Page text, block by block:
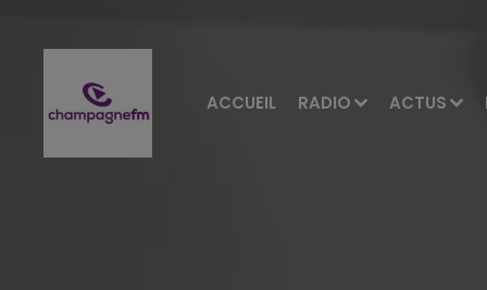
ACCUEIL RADIO ACTUS